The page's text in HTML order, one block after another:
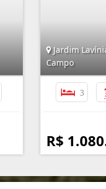
Jardim
Campo
3
R$